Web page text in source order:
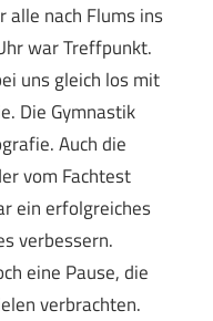
alle nach Flums ins
war Treffpunkt.
uns gleich los mit
Die Gymnastik
Auch die
vom Fachtest
ein erfolgreiches
verbessern.
eine Pause, die
verbrachten.